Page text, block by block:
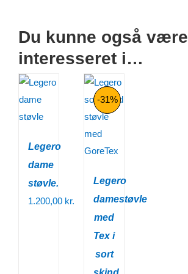
Du kunne også være
interesseret i…
Legero
dame
støvle.
1.200,00 kr.
-31%
Legero
damestøvle
med
Tex i
sort